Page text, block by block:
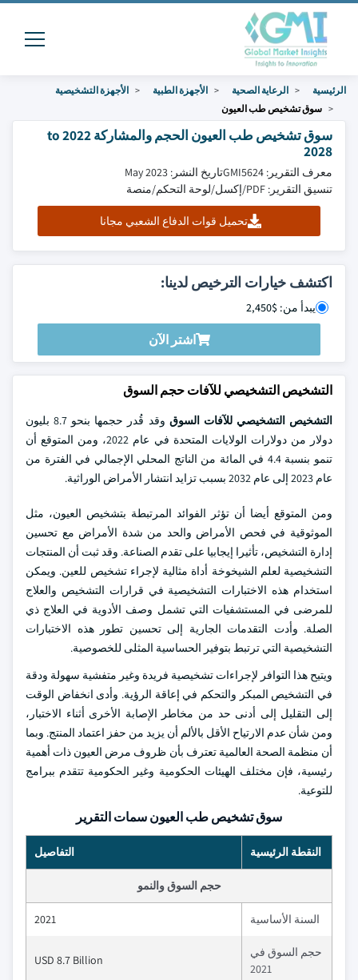
الرئيسية الرعاية الصحية الأجهزة الطبية
الأجهزة التشخيصية
سوق تشخيص طب العيون
سوق تشخيص طب العيون الحجم والمشاركة 2022 to
2028
معرف التقرير: GMI5624
تاريخ النشر: May 2023
تنسيق التقرير: PDF/إكسل/لوحة التحكم/منصة
تحميل قوات الدفاع الشعبي مجانا
اكتشف خيارات الترخيص لدينا:
يبدأ من: $2,450
اشتر الآن
التشخيص التشخيصي للآفات حجم السوق
التشخيص التشخيصي للآفات السوق
وقد قُدر حجمها بنحو 8.7 بليون
دولار من دولارات الولايات المتحدة في عام 2022، ومن المتوقع أن
تنمو بنسبة 4.4 في المائة من الناتج المحلي الإجمالي في الفترة من
عام 2023 إلى عام 2032 بسبب تزايد انتشار الأمراض الوراثية.
ومن المتوقع أيضا أن تؤثر الفوائد المرتبطة بتشخيص العيون، مثل
الموثوقية في فحص الأمراض والحد من شدة الأمراض مع تحسين
إدارة التشخيص، تأثيرا إيجابيا على تقدم الصناعة. وقد ثبت أن المنتجات
التشخيصية لعلم الشيخوخة أداة مثالية لإجراء تشخيص للعين. ويمكن
استخدام هذه الاختبارات التشخيصية في قرارات التشخيص والعلاج
للمرضى في المستشفيات التي تشمل وصف الأدوية في العلاج ذي
الصلة. وأدت التقدمات الجارية إلى تحسين تطور هذه الاختبارات
التشخيصية التي ترتبط بتوفير الحساسية المثلى للخصوصية.
ويتيح هذا التوافر لإجراءات تشخيصية فريدة وغير متفشية سهولة ودقة
في التشخيص المبكر والتحكم في إعاقة الرؤية. وأدى انخفاض الوقت
إلى التقليل إلى أدنى حد من مخاطر الإصابة الأخرى أثناء الاختبار،
ومن شأن عدم الارتياح الأقل بالألم أن يزيد من حفز اعتماد المنتج. وبما
أن منظمة الصحة العالمية تعترف بأن ظروف مرض العيون ذات أهمية
رئيسية، فإن مختلف الهيئات الحكومية وغير الحكومية تتقدم ببرامج
للتوعية.
سوق تشخيص طب العيون سمات التقرير
النقطة الرئيسية التفاصيل
حجم السوق والنمو
السنة الأساسية 2021
حجم السوق في
2021
USD 8.7 Billion